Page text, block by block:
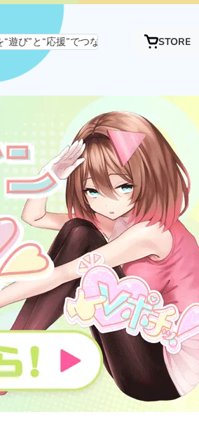
しい形のエンタメプラットフォームです。
STORE